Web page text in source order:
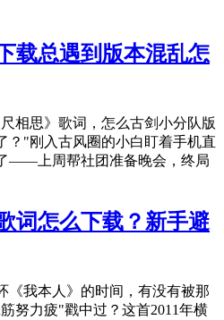
载总遇到版本混乱怎
相思》歌词，怎么古剑小分队版
？"刚入古风圈的小白盯着手机直
——上周帮社团准备晚会，终局
词怎么下载？新手避
《我本人》的时间，有没有被那
努力疲"戳中过？这首2011年横